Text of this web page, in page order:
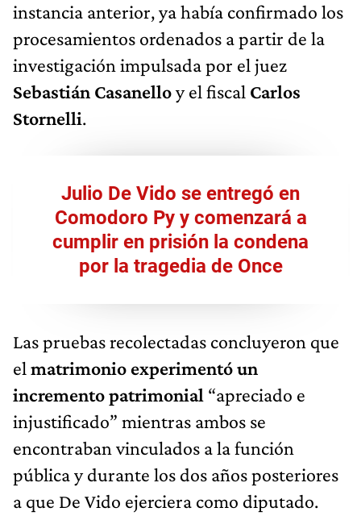
instancia anterior, ya había confirmado los
procesamientos ordenados a partir de la
investigación impulsada por el juez
Sebastián Casanelloy el fiscal Carlos
Stornelli.
Julio De Vido se entregó en
Comodoro Py y comenzará a
cumplir en prisión la condena
por la tragedia de Once
Las pruebas recolectadas concluyeron que
el matrimonio experimentó un
incremento patrimonial “apreciado e
injustificado” mientras ambos se
encontraban vinculados a la función
pública y durante los dos años posteriores
a que De Vido ejerciera como diputado.